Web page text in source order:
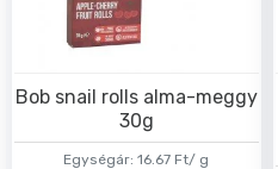
Egységár: 16.67 Ft/ g
Bob snail rolls alma-meggy
30g